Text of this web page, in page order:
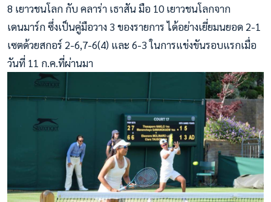
8 เยาวชนโลก กับ คลาร่า เธาสัน มือ 10 เยาวชนโลกจาก
เดนมาร์ก ซึ่งเป็นคู่มือวาง 3 ของรายการ ได้อย่างเยี่ยมนยอด 2-1
เซตด้วยสกอร์ 2-6,7-6(4) และ 6-3 ในการแข่งขันรอบแรกเมื่อ
วันที่ 11 ก.ค.ที่ผ่านมา